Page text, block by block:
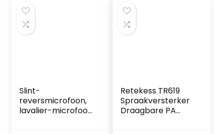
perfecte…
Slint-
reversmicrofoon,
lavalier-microfoon
Retekess TR619
Spraakversterker
Draagbare PA